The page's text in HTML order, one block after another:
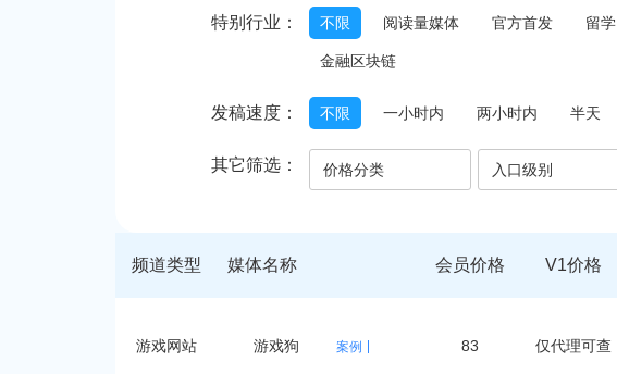
特别行业： 不限 阅读量媒体 官方首发 留学
金融区块链
发稿速度： 不限 一小时内 两小时内 半天
其它筛选： 价格分类 入口级别
频道类型 媒体名称 会员价格 V1价格
游戏网站 游戏狗 案例 83 仅代理可查